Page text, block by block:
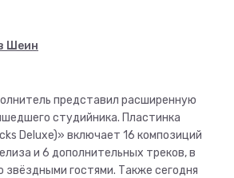
Шеин
представил расширенную
студийника. Пластинка
Deluxe)» включает 16 композиций
и 6 дополнительных треков, в
звёздными гостями. Также сегодня